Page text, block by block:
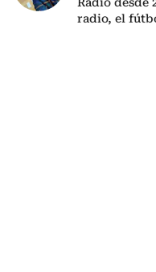
radio, el